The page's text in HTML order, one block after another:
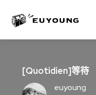
[Quotidien]等待
euyoung